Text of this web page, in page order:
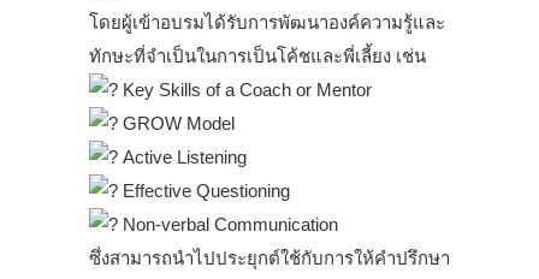
โดยผู้เข้าอบรมได้รับการพัฒนาองค์ความรู้และ
ทักษะที่จำเป็นในการเป็นโค้ชและพี่เลี้ยง เช่น
Key Skills of a Coach or Mentor
GROW Model
Active Listening
Effective Questioning
Non-verbal Communication
ซึ่งสามารถนำไปประยุกต์ใช้กับการให้คำปรึกษา